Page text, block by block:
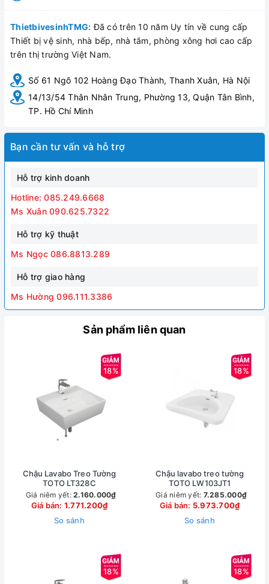
ThietbivesinhTMG: Đã có trên 10 năm Uy tín về cung cấp
Thiết bị vệ sinh, nhà bếp, nhà tắm, phòng xông hơi cao cấp
trên thị trường Việt Nam.
Số 61 Ngõ 102 Hoàng Đạo Thành, Thanh Xuân, Hà Nội
14/13/54 Thân Nhân Trung, Phường 13, Quận Tân Bình,
TP. Hồ Chí Minh
Bạn cần tư vấn và hỗ trợ
Hỗ trợ kinh doanh
Hotline: 085.249.6668
Ms Xuân 090.625.7322
Hỗ trợ kỹ thuật
Ms Ngọc 086.8813.289
Hỗ trợ giao hàng
Ms Hường 096.111.3386
Sản phẩm liên quan
18%
Chậu Lavabo Treo Tường
TOTO LT328C
Giá niêm yết: 2.160.000₫
Giá bán: 1.771.200₫
So sánh
18%
Chậu lavabo treo tường
TOTO LW103JT1
Giá niêm yết: 7.285.000₫
Giá bán: 5.973.700₫
So sánh
18% 18%